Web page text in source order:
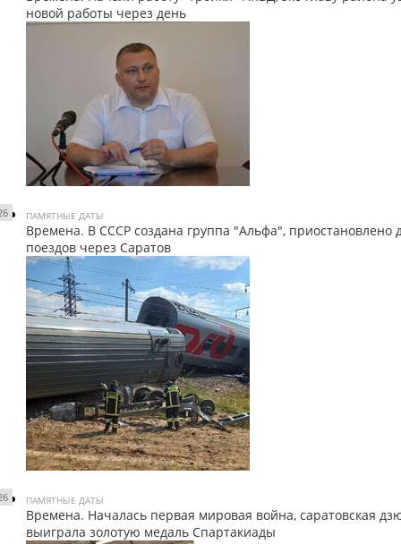
новой работы через день
ПАМЯТНЫЕ ДАТЫ
Времена. В СССР создана группа "Альфа", приостановлено
поездов через Саратов
ПАМЯТНЫЕ ДАТЫ
Времена. Началась первая мировая война, саратовская
выиграла золотую медаль Спартакиады